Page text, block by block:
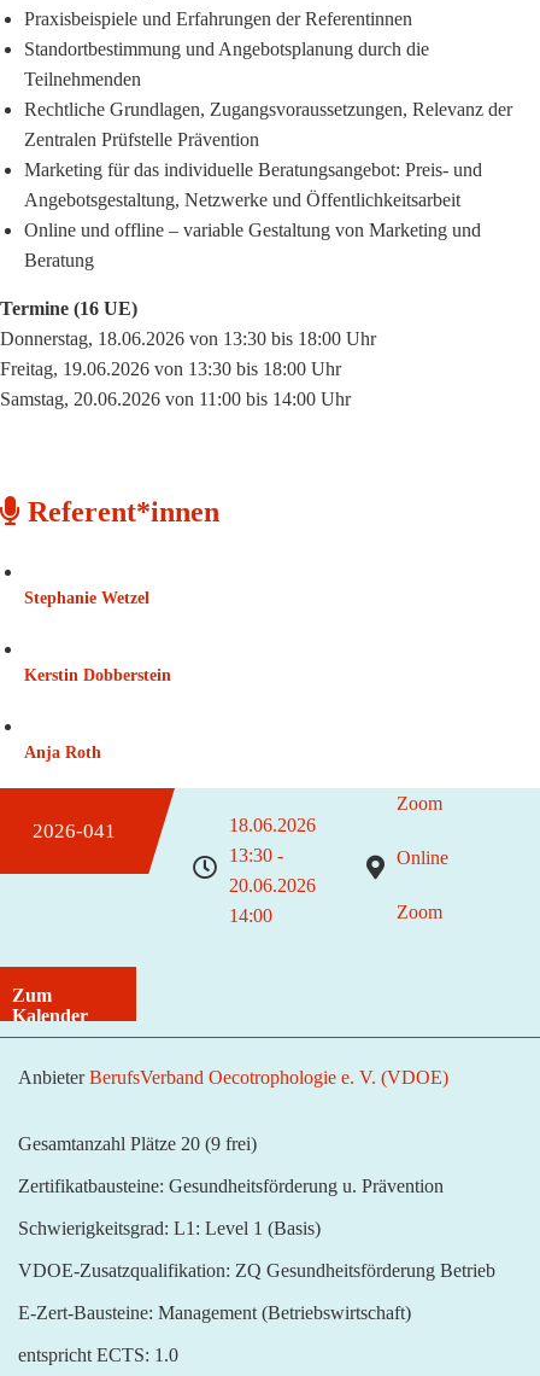
Praxisbeispiele und Erfahrungen der Referentinnen
Standortbestimmung und Angebotsplanung durch die
Teilnehmenden
Rechtliche Grundlagen, Zugangsvoraussetzungen, Relevanz der
Zentralen Prüfstelle Prävention
Marketing für das individuelle Beratungsangebot: Preis- und
Angebotsgestaltung, Netzwerke und Öffentlichkeitsarbeit
Online und offline – variable Gestaltung von Marketing und
Beratung
Termine (16 UE)
Donnerstag, 18.06.2026 von 13:30 bis 18:00 Uhr
Freitag, 19.06.2026 von 13:30 bis 18:00 Uhr
Samstag, 20.06.2026 von 11:00 bis 14:00 Uhr
Referent*innen
Stephanie Wetzel
Kerstin Dobberstein
Anja Roth
2026-041
18.06.2026
13:30 -
20.06.2026
14:00
Zoom
Online
Zoom
Zum
Kalender
hinzufügen
AnbieterBerufsVerband Oecotrophologie e. V. (VDOE)
Gesamtanzahl Plätze 20 (9 frei)
Zertifikatbausteine: Gesundheitsförderung u. Prävention
Schwierigkeitsgrad: L1: Level 1 (Basis)
VDOE-Zusatzqualifikation: ZQ Gesundheitsförderung Betrieb
E-Zert-Bausteine: Management (Betriebswirtschaft)
entspricht ECTS: 1.0